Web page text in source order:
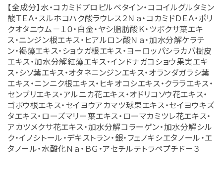
【全成分】水・コカミドプロピルベタイン・ココイルグルタミン
酸ＴＥＡ・スルホコハク酸ラウレス２Ｎａ・コカミドＤＥＡ・ポリ
クオタニウム－１０・白金・ヤシ脂肪酸Ｋ・ツボクサ葉エキ
ス・ニンジン根エキス・ヒアルロン酸Ｎａ・加水分解ケラチ
ン・褐藻エキス・ショウガ根エキス・ヨーロッパシラカバ樹皮
エキス・加水分解紅藻エキス・インドナガコショウ果実エキ
ス・シソ葉エキス・オタネニンジンエキス・オランダガラシ葉
エキス・ニンニク根エキス・ヒキオコシエキス・クララエキス・
センブリエキス・アルニカ花エキス・オドリコソウ花エキス・
ゴボウ根エキス・セイヨウアカマツ球果エキス・セイヨウキズ
タエキス・ローズマリー葉エキス・ローマカミツレ花エキス・
アカツメクサ花エキス・加水分解コラーゲン・加水分解シル
ク・イノシトール・デキストラン・銀・フェノキシエタノール・エ
タノール・水酸化Ｎａ・ＢＧ・アセチルテトラペプチド－３